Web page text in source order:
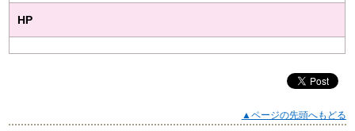
HP
▲ページの先頭へもどる